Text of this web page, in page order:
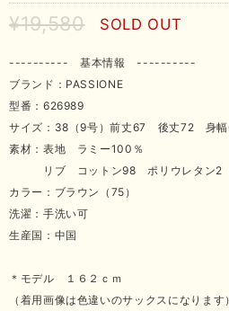
¥19,580 SOLD OUT
---------- 基本情報 ----------
ブランド：PASSIONE
型番：626989
サイズ：38（9号）前丈67 後丈72 身
素材：表地 ラミー100％
リブ コットン98 ポリウレタン2（
カラー：ブラウン（75）
洗濯：手洗い可
生産国：中国
＊モデル １６２ｃｍ
（着用画像は色違いのサックスになります）